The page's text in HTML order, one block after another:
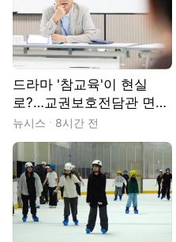
드라마 '참교육'이 현실
로?…교권보호전담관 면접
장 가보니
뉴시스 8시간 전